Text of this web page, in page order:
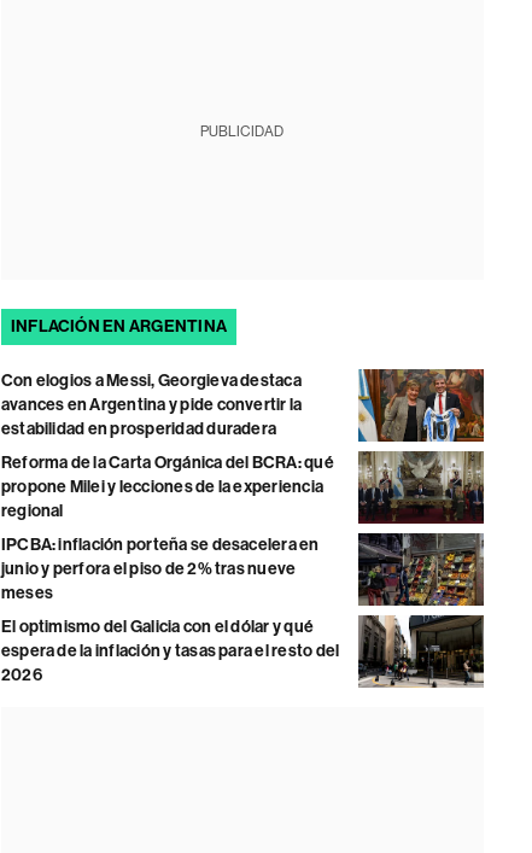
PUBLICIDAD
INFLACIÓN EN ARGENTINA
Con elogios a Messi, Georgieva destaca
avances en Argentina y pide convertir la
estabilidad en prosperidad duradera
Reforma de la Carta Orgánica del BCRA: qué
propone Milei y lecciones de la experiencia
regional
IPCBA: inflación porteña se desacelera en
junio y perfora el piso de 2% tras nueve
meses
El optimismo del Galicia con el dólar y qué
espera de la inflación y tasas para el resto del
2026